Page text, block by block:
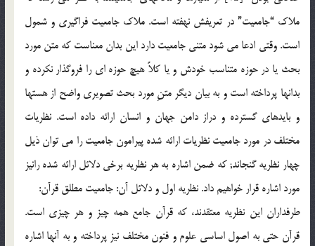
ملاک “جامعیت” در تعریفش نهفته است. ملاک جامعیت فراگیری و شمول
است. وقتی ادعا می شود متنی جامعیت دارد این بدان معناست که متن مورد
بحث یا در حوزه متناسب خودش و یا کلاً هیچ حوزه ای را فروگذار نکرده و
بدانها پرداخته است و به بیان دیگر متنِ مورد بحث تصویری واضح از هستها
و بایدهای گسترده و دراز دامن جهان و انسان ارائه داده است. نظریات
مختلف در مورد جامعیت نظریات ارائه شده پیرامون جامعیت را می توان ذیل
چهار نظریه گنجاند; که ضمن اشاره به هر نظریه برخی دلائل ارائه شده رانیز
مورد اشاره قرار خواهیم داد. نظریه اول و دلائل آن: جامعیت مطلق قرآن:
طرفداران این نظریه معتقدند، که قرآن جامع همه چیز و هر چیزی است.
قرآن حتی به اصول اساسی علوم و فنون مختلف نیز پرداخته و به آنها اشاره